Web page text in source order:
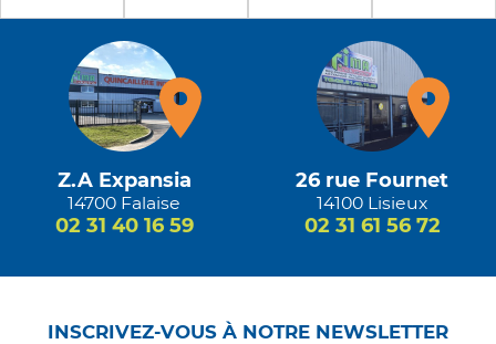
Z.A Expansia
14700 Falaise
02 31 40 16 59
26 rue Fournet
14100 Lisieux
02 31 61 56 72
INSCRIVEZ-VOUS À NOTRE NEWSLETTER